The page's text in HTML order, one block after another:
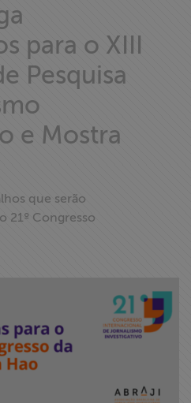
para o XIII
Pesquisa
e Mostra
que serão
21º Congresso